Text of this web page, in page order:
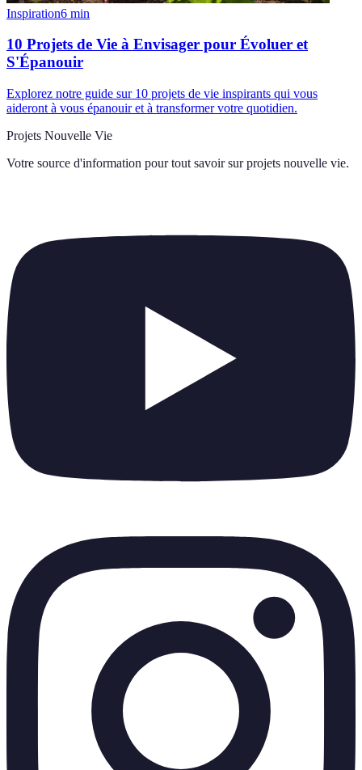
Inspiration6 min
10 Projets de Vie à Envisager pour Évoluer et
S'Épanouir
Explorez notre guide sur 10 projets de vie inspirants qui vous
aideront à vous épanouir et à transformer votre quotidien.
Projets Nouvelle Vie
Votre source d'information pour tout savoir sur projets nouvelle vie.